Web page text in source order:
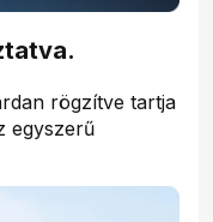
rögzítve tartja
egyszerű